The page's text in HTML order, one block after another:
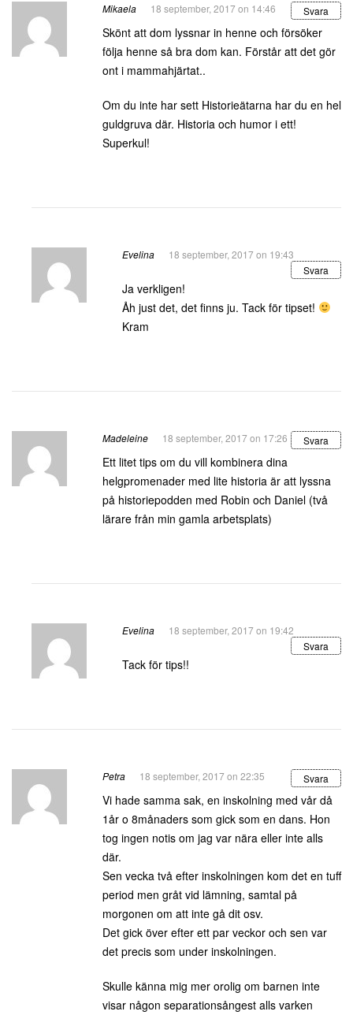
Mikaela 18 september, 2017 on 14:46 Svara
Skönt att dom lyssnar in henne och försöker
följa henne så bra dom kan. Förstår att det gör
ont i mammahjärtat..
Om du inte har sett Historieätarna har du en hel
guldgruva där. Historia och humor i ett!
Superkul!
Evelina
18 september, 2017 on 19:43
Svara
Ja verkligen!
Åh just det, det finns ju. Tack för tipset!
Kram
Madeleine 18 september, 2017 on 17:26 Svara
Ett litet tips om du vill kombinera dina
helgpromenader med lite historia är att lyssna
på historiepodden med Robin och Daniel (två
lärare från min gamla arbetsplats)
Evelina
18 september, 2017 on 19:42
Svara
Tack för tips!!
Petra 18 september, 2017 on 22:35 Svara
Vi hade samma sak, en inskolning med vår då
1år o 8månaders som gick som en dans. Hon
tog ingen notis om jag var nära eller inte alls
där.
Sen vecka två efter inskolningen kom det en tuff
period men gråt vid lämning, samtal på
morgonen om att inte gå dit osv.
Det gick över efter ett par veckor och sen var
det precis som under inskolningen.
Skulle känna mig mer orolig om barnen inte
visar någon separationsångest alls varken